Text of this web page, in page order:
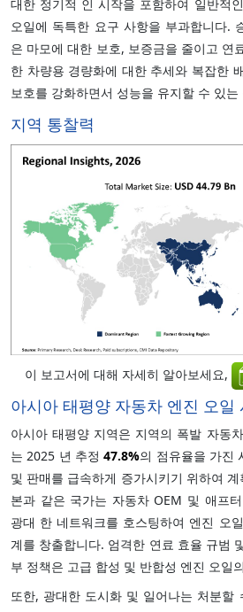
대한 정기적 인 시작을 포함하여 일반적
오일에 독특한 요구 사항을 부과합니다.
은 마모에 대한 보호, 보증금을 줄이고 연
한 차량용 경량화에 대한 추세와 복잡한
보호를 강화하면서 성능을 유지할 수 있
지역 통찰력
이 보고서에 대해 자세히 알아보세요,
아시아 태평양 자동차 엔진 오일
아시아 태평양 지역은 지역의 폭발 자동
는 2025 년 추정47.8%의 점유율을 가진
및 판매를 급속하게 증가시키기 위하여
본과 같은 국가는 자동차 OEM 및 애프
광대 한 네트워크를 호스팅하여 엔진 오
계를 창출합니다. 엄격한 연료 효율 규범
부 정책은 고급 합성 및 반합성 엔진 오일
또한, 광대한 도시화 및 일어나는 처분할